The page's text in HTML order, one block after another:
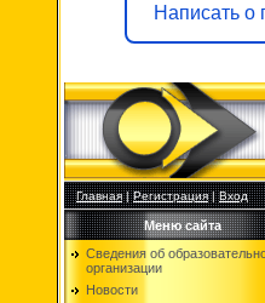
Написать о
Главная|Регистрация|Вход
Меню сайта
Сведения об
организации
Новости